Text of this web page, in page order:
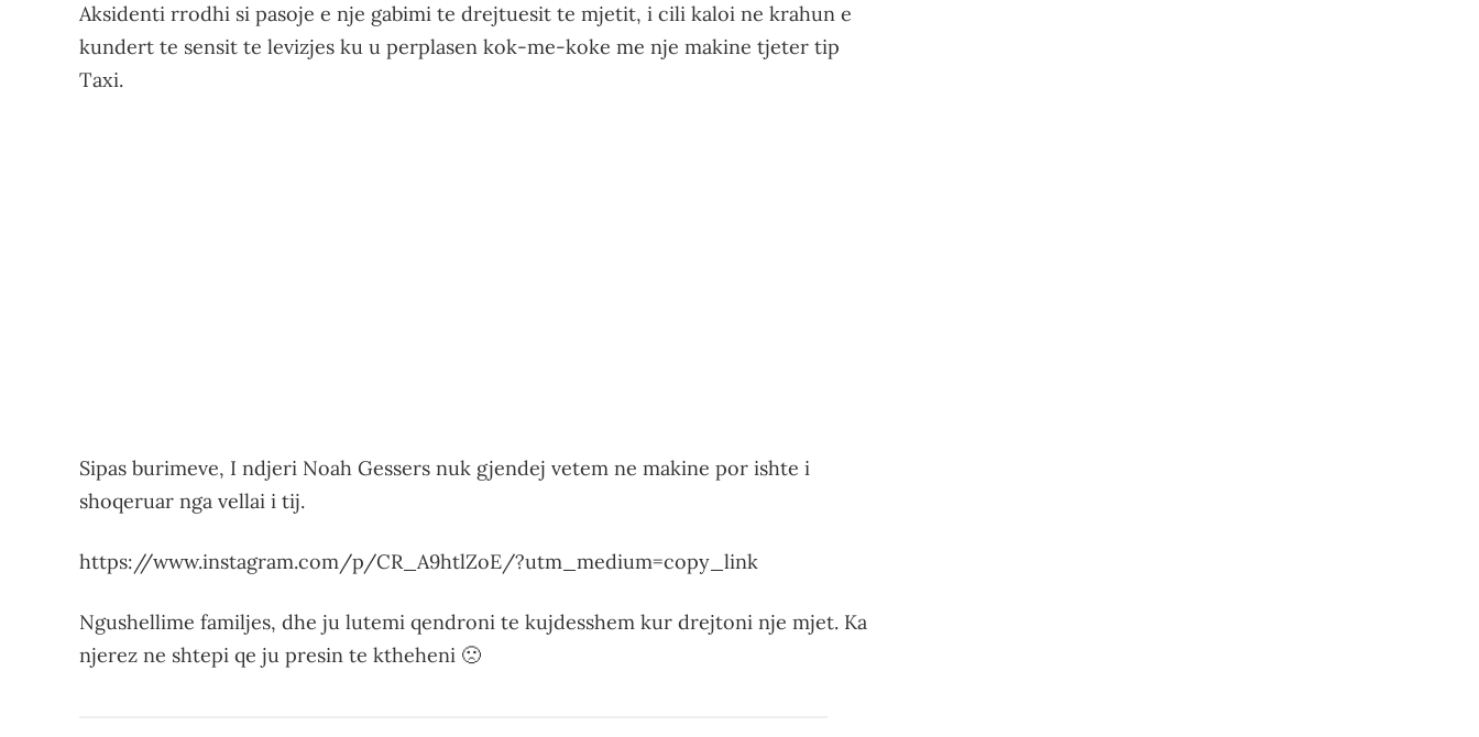
Aksidenti rrodhi si pasoje e nje gabimi te drejtuesit te mjetit, i cili kaloi ne krahun e
kundert te sensit te levizjes ku u perplasen kok-me-koke me nje makine tjeter tip
Taxi.
Sipas burimeve, I ndjeri Noah Gessers nuk gjendej vetem ne makine por ishte i
shoqeruar nga vellai i tij.
https://www.instagram.com/p/CR_A9htlZoE/?utm_medium=copy_link
Ngushellime familjes, dhe ju lutemi qendroni te kujdesshem kur drejtoni nje mjet. Ka
njerez ne shtepi qe ju presin te ktheheni 🙁